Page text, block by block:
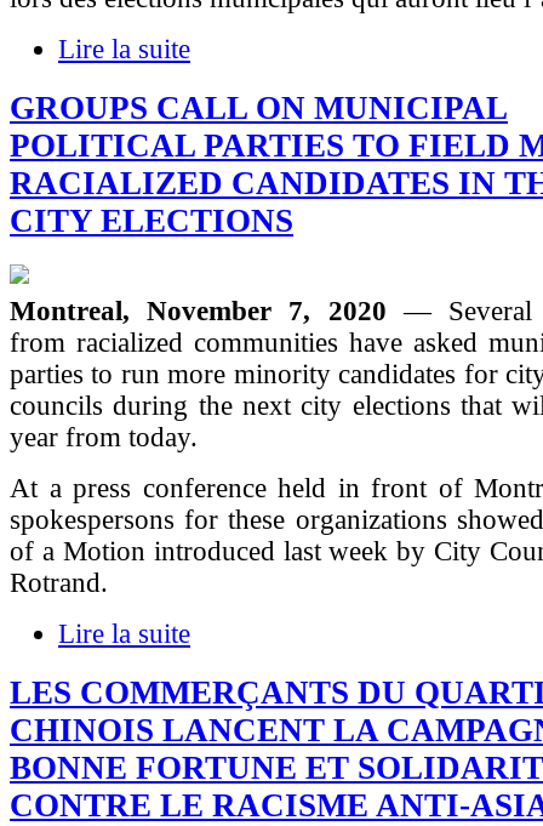
Lire la suite
GROUPS CALL ON MUNICIPAL
POLITICAL PARTIES TO FIELD
RACIALIZED CANDIDATES IN
CITY ELECTIONS
Montreal, November 7, 2020— Several
from racialized communities have asked
parties to run more minority candidates for
councils during the next city elections that
year from today.
At a press conference held in front of
spokespersons for these organizations
of a Motion introduced last week by City
Rotrand.
Lire la suite
LES COMMERÇANTS DU
CHINOIS LANCENT LA
BONNE FORTUNE ET
CONTRE LE RACISME ANTI-